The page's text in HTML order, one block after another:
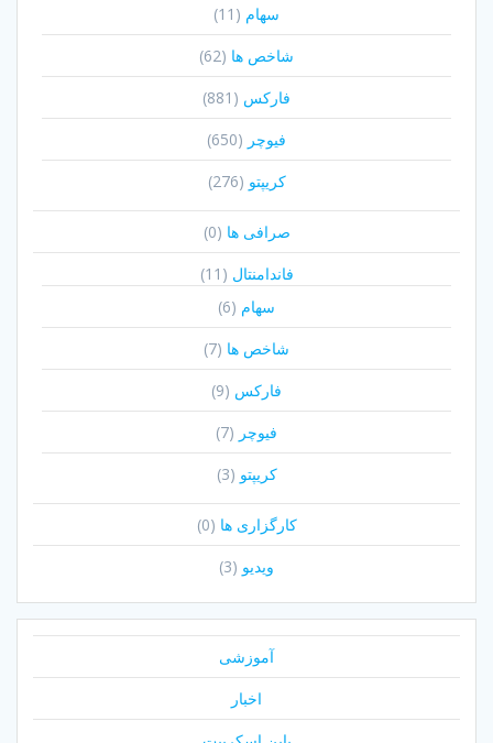
سهام (11)
شاخص ها (62)
فارکس (881)
فیوچر (650)
کریپتو (276)
صرافی ها (0)
فاندامنتال (11)
سهام (6)
شاخص ها (7)
فارکس (9)
فیوچر (7)
کریپتو (3)
کارگزاری ها (0)
ویدیو (3)
آموزشی
اخبار